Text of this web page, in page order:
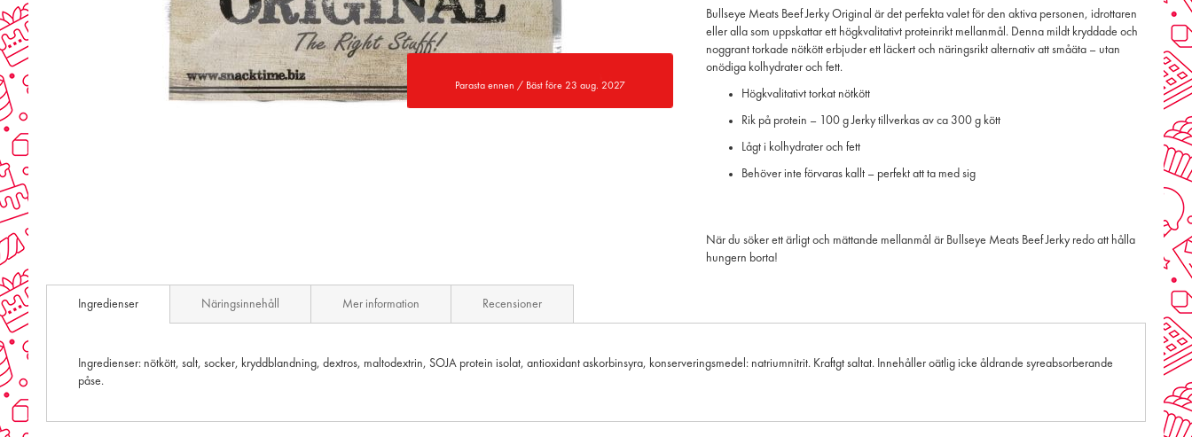
Parasta ennen / Bäst före 23 aug. 2027
Bullseye Meats Beef Jerky Original är det perfekta valet för den aktiva personen, idrottaren
eller alla som uppskattar ett högkvalitativt proteinrikt mellanmål. Denna mildt kryddade och
noggrant torkade nötkött erbjuder ett läckert och näringsrikt alternativ att småäta – utan
onödiga kolhydrater och fett.
Högkvalitativt torkat nötkött
Rik på protein – 100 g Jerky tillverkas av ca 300 g kött
Lågt i kolhydrater och fett
Behöver inte förvaras kallt – perfekt att ta med sig
När du söker ett ärligt och mättande mellanmål är Bullseye Meats Beef Jerky redo att hålla
hungern borta!
Ingredienser
Ingredienser: nötkött, salt, socker, kryddblandning, dextros, maltodextrin, SOJA protein isolat, antioxidant askorbinsyra, konserveringsmedel: natriumnitrit. Kraftgt saltat. Innehåller oätlig icke åldrande syreabsorberande
påse.
Näringsinnehåll Mer information Recensioner